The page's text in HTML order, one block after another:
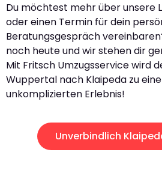
Du möchtest mehr über unsere
oder einen Termin für dein
Beratungsgespräch
noch heute und wir stehen dir
Mit Fritsch Umzugsservice wird
Wuppertal nach Klaipeda zu
unkomplizierten Erlebnis!
Unverbindlich